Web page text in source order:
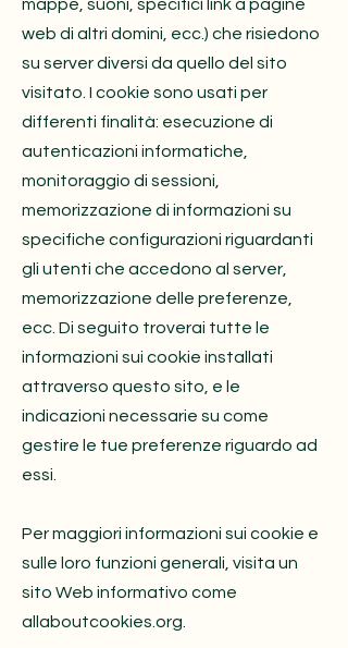
mappe, suoni, specifici link a pagine
web di altri domini, ecc.) che risiedono
su server diversi da quello del sito
visitato. I cookie sono usati per
differenti finalità: esecuzione di
autenticazioni informatiche,
monitoraggio di sessioni,
memorizzazione di informazioni su
specifiche configurazioni riguardanti
gli utenti che accedono al server,
memorizzazione delle preferenze,
ecc. Di seguito troverai tutte le
informazioni sui cookie installati
attraverso questo sito, e le
indicazioni necessarie su come
gestire le tue preferenze riguardo ad
essi.
Per maggiori informazioni sui cookie e
sulle loro funzioni generali, visita un
sito Web informativo come
allaboutcookies.org.